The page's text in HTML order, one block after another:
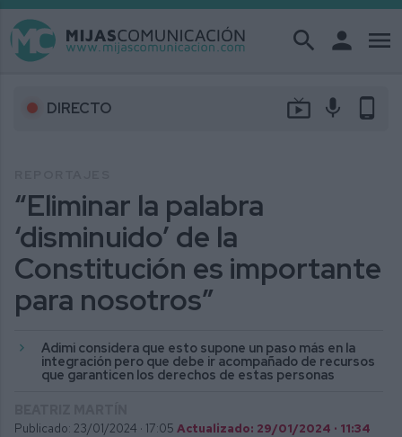
search person menu
DIRECTO live_tv mic phone_android
“Eliminar la palabra
‘disminuido’ de la
Constitución es importante
para nosotros”
Adimi considera que esto supone un paso más en la
integración pero que debe ir acompañado de recursos
que garanticen los derechos de estas personas
Publicado: 23/01/2024 · 17:05 Actualizado: 29/01/2024 · 11:34